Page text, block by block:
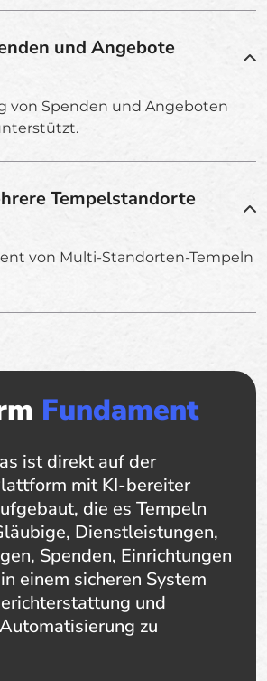
und Angebote
von Spenden und Angeboten
Tempelstandorte
von Multi-Standorten-Tempeln
Fundament
ist direkt auf der
mit KI-bereiter
die es Tempeln
Dienstleistungen,
Spenden, Einrichtungen
einem sicheren System
und
zu